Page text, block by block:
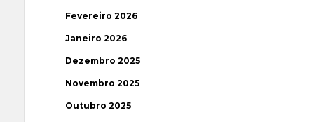
Fevereiro 2026
Janeiro 2026
Dezembro 2025
Novembro 2025
Outubro 2025